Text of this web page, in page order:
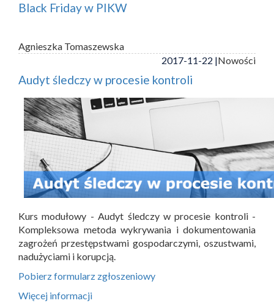
Black Friday w PIKW
Agnieszka Tomaszewska
2017-11-22 |Nowości
Audyt śledczy w procesie kontroli
Kurs modułowy - Audyt śledczy w procesie kontroli -
Kompleksowa metoda wykrywania i dokumentowania
zagrożeń przestępstwami gospodarczymi, oszustwami,
nadużyciami i korupcją.
Pobierz formularz zgłoszeniowy
Więcej informacji